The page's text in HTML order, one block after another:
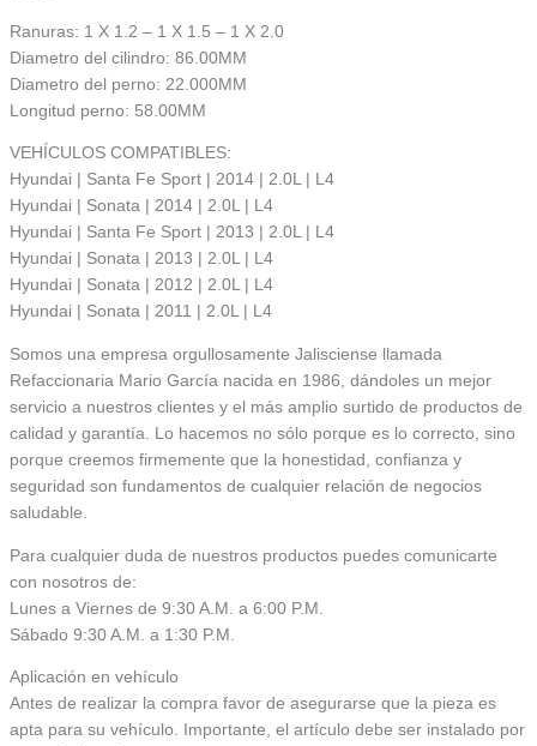
Ranuras: 1 X 1.2 – 1 X 1.5 – 1 X 2.0
Diametro del cilindro: 86.00MM
Diametro del perno: 22.000MM
Longitud perno: 58.00MM
VEHÍCULOS COMPATIBLES:
Hyundai | Santa Fe Sport | 2014 | 2.0L | L4
Hyundai | Sonata | 2014 | 2.0L | L4
Hyundai | Santa Fe Sport | 2013 | 2.0L | L4
Hyundai | Sonata | 2013 | 2.0L | L4
Hyundai | Sonata | 2012 | 2.0L | L4
Hyundai | Sonata | 2011 | 2.0L | L4
Somos una empresa orgullosamente Jalisciense llamada
Refaccionaria Mario García nacida en 1986, dándoles un mejor
servicio a nuestros clientes y el más amplio surtido de productos de
calidad y garantía. Lo hacemos no sólo porque es lo correcto, sino
porque creemos firmemente que la honestidad, confianza y
seguridad son fundamentos de cualquier relación de negocios
saludable.
Para cualquier duda de nuestros productos puedes comunicarte
con nosotros de:
Lunes a Viernes de 9:30 A.M. a 6:00 P.M.
Sábado 9:30 A.M. a 1:30 P.M.
Aplicación en vehículo
Antes de realizar la compra favor de asegurarse que la pieza es
apta para su vehículo. Importante, el artículo debe ser instalado por